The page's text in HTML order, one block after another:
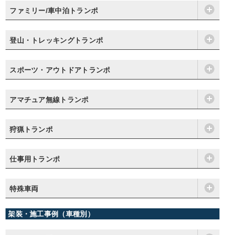
ファミリー/車中泊トランポ
登山・トレッキングトランポ
スポーツ・アウトドアトランポ
アマチュア無線トランポ
狩猟トランポ
仕事用トランポ
特殊車両
架装・施工事例（車種別）